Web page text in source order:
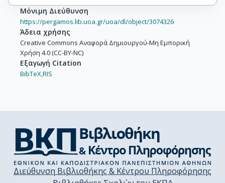
Eckardt, V.
Flierl, D.
Fodor, Z.
Foka, P.
Friese, V.
Gál, J.
Gaździcki, M.
Gładysz, E.
Grebieszkow, K.
Hegyi, S.
Höhne, C.
Kadija, K.
Karev, A.
Μόνιμη Διεύθυνση
https://pergamos.lib.uoa.gr/uoa/dl/object/3074326
Άδεια χρήσης
Creative Commons Αναφορά Δημιουργού-Μη Εμπορική
Χρήση 4.0 (CC-BY-NC)
Εξαγωγή Citation
BibTeX,RIS
Διεύθυνση Βιβλιοθήκης & Κέντρου Πληροφόρησης